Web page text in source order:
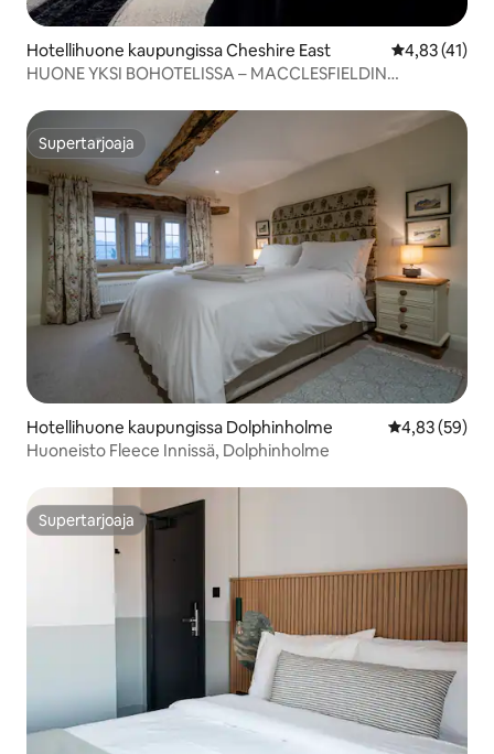
Hotellihuone kaupungissa Cheshire East
4,83 (41)
HUONE YKSI BOHOTELISSA – MACCLESFIELDIN
Supertarjoaja
Supertarjoaja
Hotellihuone kaupungissa Dolphinholme
4,83 (59)
Huoneisto Fleece Innissä, Dolphinholme
Supertarjoaja
Supertarjoaja